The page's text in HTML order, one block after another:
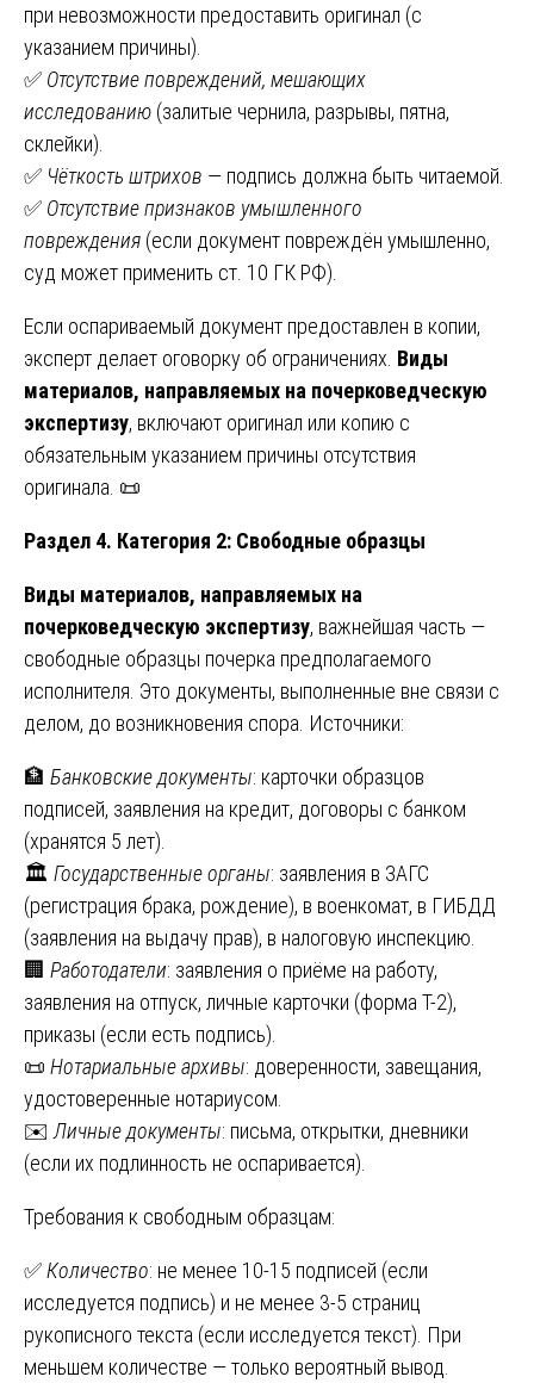
при невозможности предоставить оригинал (с
указанием причины).
✅ Отсутствие повреждений, мешающих
исследованию (залитые чернила, разрывы, пятна,
склейки).
✅ Чёткость штрихов — подпись должна быть читаемой.
✅ Отсутствие признаков умышленного
повреждения (если документ повреждён умышленно,
суд может применить ст. 10 ГК РФ).
Если оспариваемый документ предоставлен в копии,
эксперт делает оговорку об ограничениях. Виды
материалов, направляемых на почерковедческую
экспертизу, включают оригинал или копию с
обязательным указанием причины отсутствия
оригинала. 📜
Раздел 4. Категория 2: Свободные образцы
Виды материалов, направляемых на
почерковедческую экспертизу, важнейшая часть —
свободные образцы почерка предполагаемого
исполнителя. Это документы, выполненные вне связи с
делом, до возникновения спора. Источники:
🏦 Банковские документы: карточки образцов
подписей, заявления на кредит, договоры с банком
(хранятся 5 лет).
🏛️ Государственные органы: заявления в ЗАГС
(регистрация брака, рождение), в военкомат, в ГИБДД
(заявления на выдачу прав), в налоговую инспекцию.
🏢 Работодатели: заявления о приёме на работу,
заявления на отпуск, личные карточки (форма Т-2),
приказы (если есть подпись).
📜 Нотариальные архивы: доверенности, завещания,
удостоверенные нотариусом.
✉️ Личные документы: письма, открытки, дневники
(если их подлинность не оспаривается).
Требования к свободным образцам:
✅Количество: не менее 10-15 подписей (если
исследуется подпись) и не менее 3-5 страниц
рукописного текста (если исследуется текст). При
меньшем количестве — только вероятный вывод.